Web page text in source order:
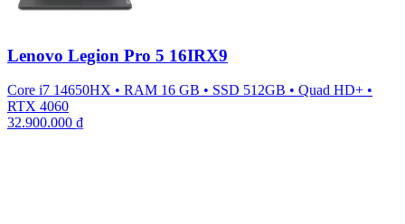
Lenovo Legion Pro 5 16IRX9
Core i7 14650HX • RAM 16 GB • SSD 512GB • Quad HD+ •
RTX 4060
32.900.000 ₫